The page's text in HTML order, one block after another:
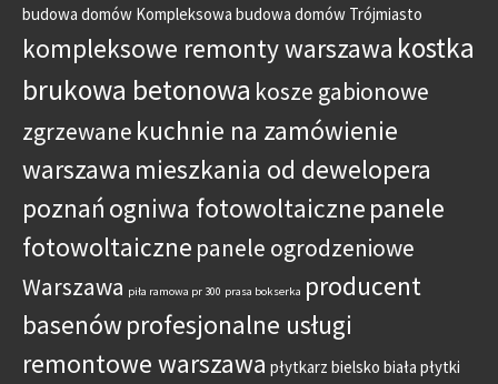
budowa domów Kompleksowa budowa domów Trójmiasto
kompleksowe remonty warszawa kostka
brukowa betonowa kosze gabionowe
zgrzewane kuchnie na zamówienie
warszawa mieszkania od dewelopera
poznań ogniwa fotowoltaiczne panele
fotowoltaiczne panele ogrodzeniowe
Warszawa piła ramowa pr 300 prasa bokserka producent
basenów profesjonalne usługi
remontowe warszawa płytkarz bielsko biała płytki